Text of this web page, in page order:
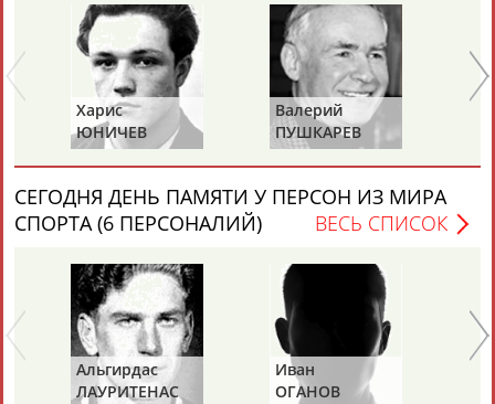
ТАБЛО АКТИВНОСТИ
ЦЕЛИ ПРОЕКТА КОНТАКТЫ НАШИ КНОПКИ
Вопросы сотрудничества и совместной деятельности inform@infosport.ru
Стадион, 1998-2026
Адресов в новостной рассылке: 996
Подпишись
Харис
ЮНИЧЕВ
Валерий
ПУШКАРЕВ
СЕГОДНЯ ДЕНЬ ПАМЯТИ У ПЕРСОН ИЗ МИРА
СПОРТА (6 ПЕРСОНАЛИЙ)
ВЕСЬ СПИСОК
Альгирдас
ЛАУРИТЕНАС
Иван
ОГАНОВ